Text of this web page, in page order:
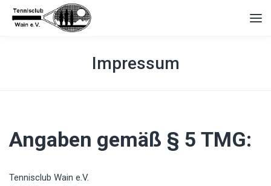
Impressum
Angaben gemäß § 5 TMG:
Tennisclub Wain e.V.